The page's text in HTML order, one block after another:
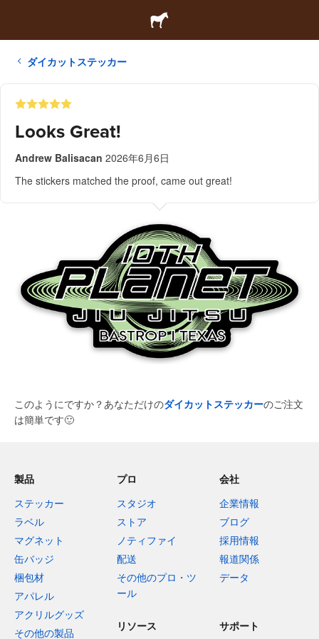
ダイカットステッカー
Looks Great!
Andrew Balisacan 2026年6月6日
The stickers matched the proof, came out great!
このようにですか？あなただけのダイカットステッカーのご注文
は簡単です🙂
製品
ステッカー
ラベル
マグネット
缶バッジ
梱包材
アパレル
アクリルグッズ
その他の製品
プロ
スタジオ
ストア
ノティファイ
配送
その他のプロ・ツ
ール
会社
企業情報
ブログ
採用情報
報道関係
データ
リソース サポート